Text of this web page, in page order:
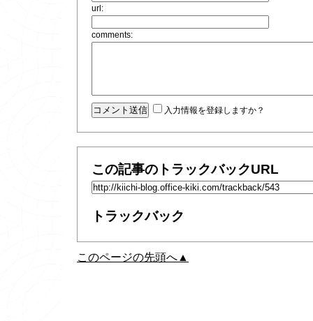
url:
comments:
入力情報を登録しますか？
この記事のトラックバックURL
トラックバック
このページの先頭へ▲